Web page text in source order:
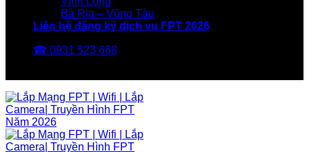
Bà Rịa – Vũng Tàu
Liên hệ đăng ký dịch vụ FPT 2026
☎ 0931 523 668